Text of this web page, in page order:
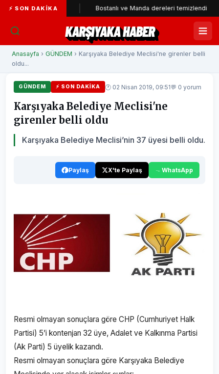
⚡ SON DAKIKA
katıldı Bostanlı ve Manda dereleri temizlendi
KARŞIYAKA HABER
Anasayfa › GÜNDEM › Karşıyaka Belediye Meclisi'ne girenler belli
oldu...
GÜNDEM ⚡ SON DAKIKA 🕐 02 Nisan 2019, 09:51💬 0 yorum
Karşıyaka Belediye Meclisi'ne
girenler belli oldu
Karşıyaka Belediye Meclisi’nin 37 üyesi belli oldu.
Paylaş X'te Paylaş WhatsApp
Resmi olmayan sonuçlara göre CHP (Cumhuriyet Halk
Partisi) 5’i kontenjan 32 üye, Adalet ve Kalkınma Partisi
(Ak Parti) 5 üyelik kazandı.
Resmi olmayan sonuçlara göre Karşıyaka Belediye